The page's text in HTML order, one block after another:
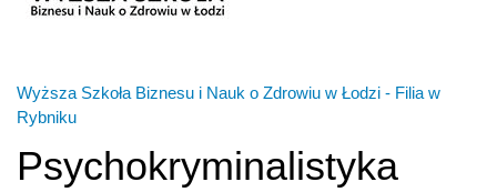
Wyższa Szkoła Biznesu i Nauk o Zdrowiu w Łodzi - Filia w
Rybniku
Psychokryminalistyka